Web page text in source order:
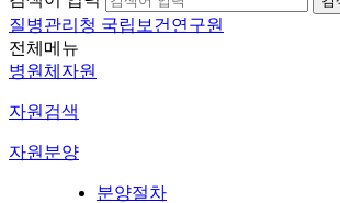
질병관리청 국립보건연구원
전체메뉴
병원체자원
자원검색
자원분양
분양절차